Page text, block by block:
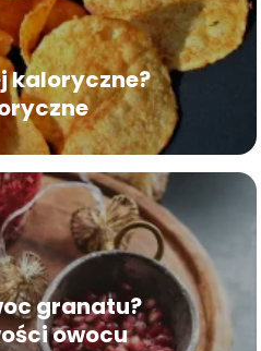
kaloryczne?
granatu?
owocu